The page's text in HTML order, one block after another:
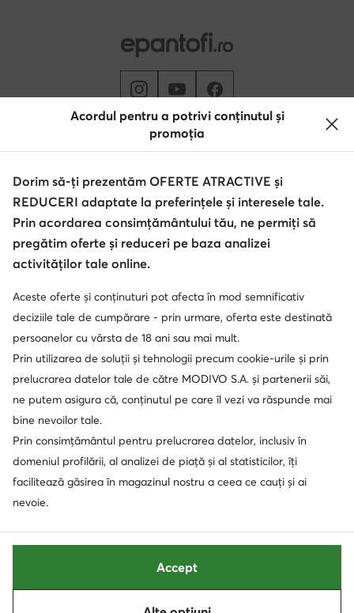
Schimbă țara: Rumunia (RO)
© epantofi.ro 2026
Regulament
Modifică setările
Politica de confidențialitate
Protecția datelor
Soluționarea alternativă a litigilor
Acordul pentru a potrivi conținutul și
promoția
Dorim să-ți prezentăm OFERTE ATRACTIVE și
REDUCERI adaptate la preferințele și interesele tale.
Prin acordarea consimțământului tău, ne permiți să
pregătim oferte și reduceri pe baza analizei
activităților tale online.
Aceste oferte și conținuturi pot afecta în mod semnificativ
deciziile tale de cumpărare - prin urmare, oferta este destinată
persoanelor cu vârsta de 18 ani sau mai mult.
Prin utilizarea de soluții și tehnologii precum cookie-urile și prin
prelucrarea datelor tale de către MODIVO S.A. și partenerii săi,
ne putem asigura că, conținutul pe care îl vezi va răspunde mai
bine nevoilor tale.
Prin consimțământul pentru prelucrarea datelor, inclusiv în
domeniul profilării, al analizei de piață și al statisticilor, îți
facilitează găsirea în magazinul nostru a ceea ce cauți și ai
nevoie.
Accept